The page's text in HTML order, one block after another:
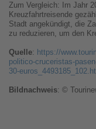
Zum Vergleich: Im Jahr
Kreuzfahrtreisende
Stadt angekündigt, die
zu reduzieren, um den
Quelle: https://
politico-cruceristas-
30-
Bildnachweis: ©